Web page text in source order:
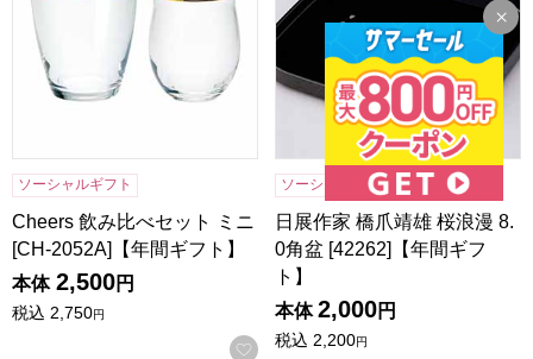
ソーシャルギフト
Cheers 飲み比べセット ミニ
[CH-2052A]【年間ギフト】
本体 2,500円
税込 2,750円
お気に入りに登録する
ソーシャルギフト
日展作家 橋爪靖雄 桜浪漫 8.
0角盆 [42262]【年間ギフ
ト】
本体 2,000円
税込 2,200円